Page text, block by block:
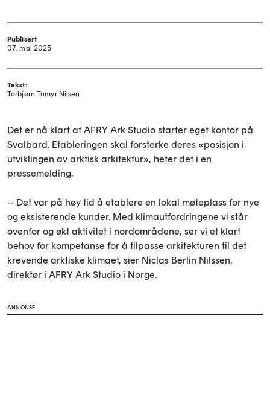
Publisert
07. mai 2025
Tekst:
Torbjørn Tumyr Nilsen
Det er nå klart at AFRY Ark Studio starter eget kontor på
Svalbard. Etableringen skal forsterke deres «posisjon i
utviklingen av arktisk arkitektur», heter det i en
pressemelding.
– Det var på høy tid å etablere en lokal møteplass for nye
og eksisterende kunder. Med klimautfordringene vi står
ovenfor og økt aktivitet i nordområdene, ser vi et klart
behov for kompetanse for å tilpasse arkitekturen til det
krevende arktiske klimaet, sier Niclas Berlin Nilssen,
direktør i AFRY Ark Studio i Norge.
ANNONSE